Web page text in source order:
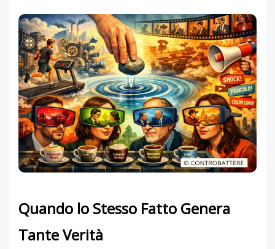
Quando lo Stesso Fatto Genera
Tante Verità